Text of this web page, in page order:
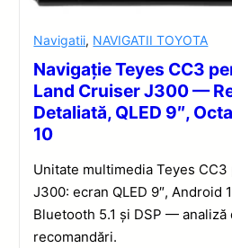
Navigatii, NAVIGATII TOYOTA
Navigație Teyes CC3
Land Cruiser J300 —
Detaliată, QLED 9″,
10
Unitate multimedia Teyes
J300: ecran QLED 9″, Android
Bluetooth 5.1 și DSP — analiză
recomandări.